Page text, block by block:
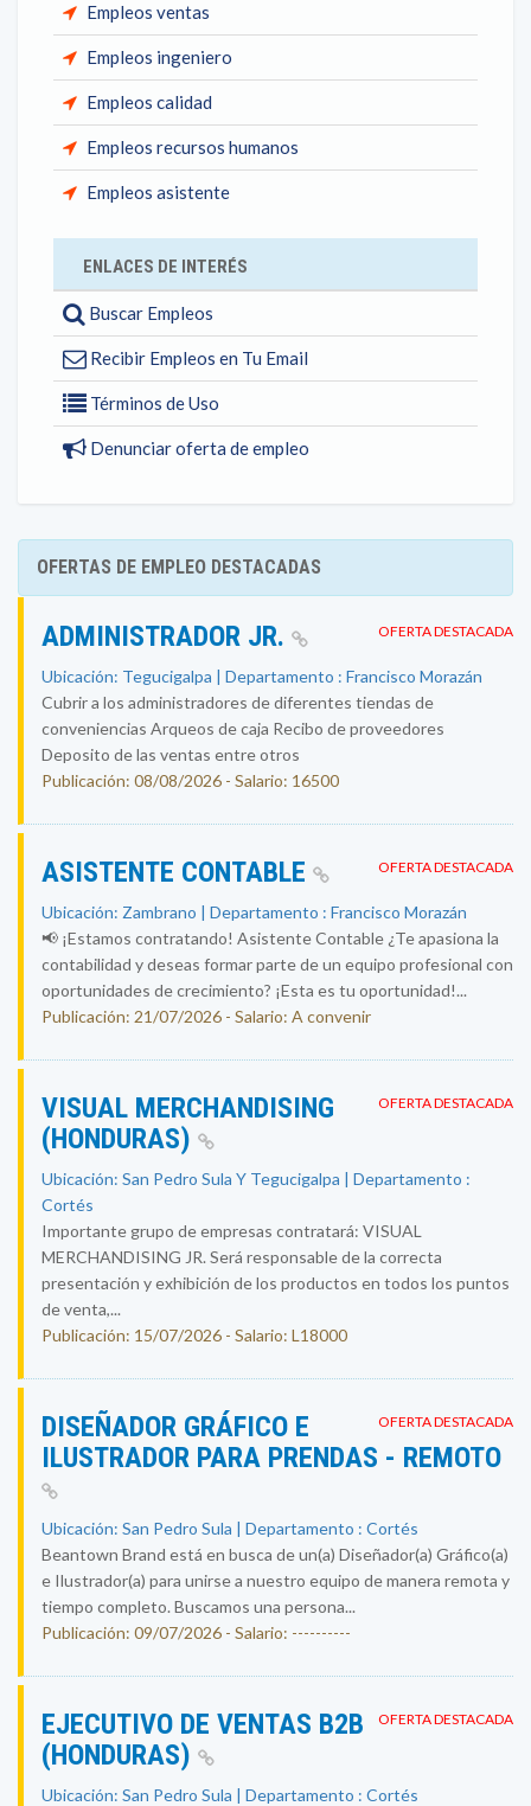
Empleos ventas
Empleos ingeniero
Empleos calidad
Empleos recursos humanos
Empleos asistente
ENLACES DE INTERÉS
Buscar Empleos
Recibir Empleos en Tu Email
Términos de Uso
Denunciar oferta de empleo
OFERTAS DE EMPLEO DESTACADAS
OFERTA DESTACADA
ADMINISTRADOR JR.
Ubicación: Tegucigalpa | Departamento : Francisco Morazán
Cubrir a los administradores de diferentes tiendas de
conveniencias Arqueos de caja Recibo de proveedores
Deposito de las ventas entre otros
Publicación: 08/08/2026 - Salario: 16500
OFERTA DESTACADA
ASISTENTE CONTABLE
Ubicación: Zambrano | Departamento : Francisco Morazán
📢 ¡Estamos contratando! Asistente Contable ¿Te apasiona la
contabilidad y deseas formar parte de un equipo profesional con
oportunidades de crecimiento? ¡Esta es tu oportunidad!...
Publicación: 21/07/2026 - Salario: A convenir
OFERTA DESTACADA
VISUAL MERCHANDISING
(HONDURAS)
Ubicación: San Pedro Sula Y Tegucigalpa | Departamento :
Cortés
Importante grupo de empresas contratará: VISUAL
MERCHANDISING JR. Será responsable de la correcta
presentación y exhibición de los productos en todos los puntos
de venta,...
Publicación: 15/07/2026 - Salario: L18000
OFERTA DESTACADA
DISEÑADOR GRÁFICO E
ILUSTRADOR PARA PRENDAS - REMOTO
Ubicación: San Pedro Sula | Departamento : Cortés
Beantown Brand está en busca de un(a) Diseñador(a) Gráfico(a)
e Ilustrador(a) para unirse a nuestro equipo de manera remota y
tiempo completo. Buscamos una persona...
Publicación: 09/07/2026 - Salario: ----------
OFERTA DESTACADA
EJECUTIVO DE VENTAS B2B
(HONDURAS)
Ubicación: San Pedro Sula | Departamento : Cortés